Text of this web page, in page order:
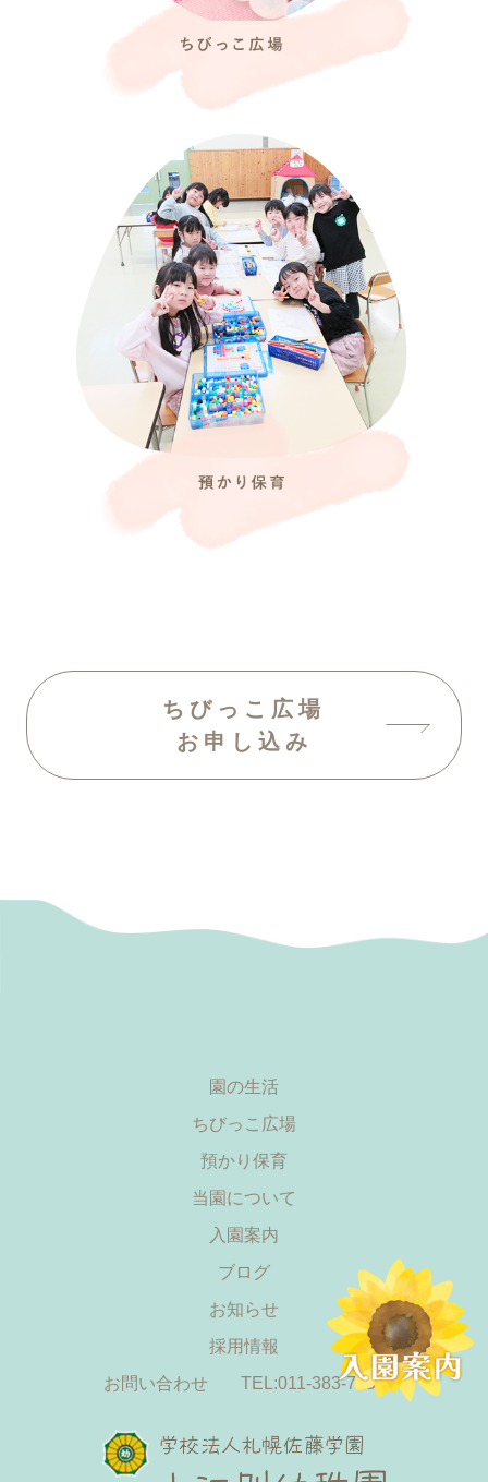
ちびっこ広場
お申し込み
園の生活
ちびっこ広場
預かり保育
当園について
入園案内
ブログ
お知らせ
採用情報
お問い合わせ
TEL:011-383-7555